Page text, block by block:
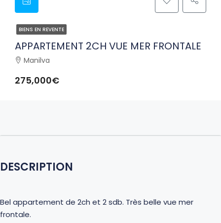
BIENS EN REVENTE
APPARTEMENT 2CH VUE MER FRONTALE
Manilva
275,000€
DESCRIPTION
Bel appartement de 2ch et 2 sdb. Très belle vue mer
frontale.